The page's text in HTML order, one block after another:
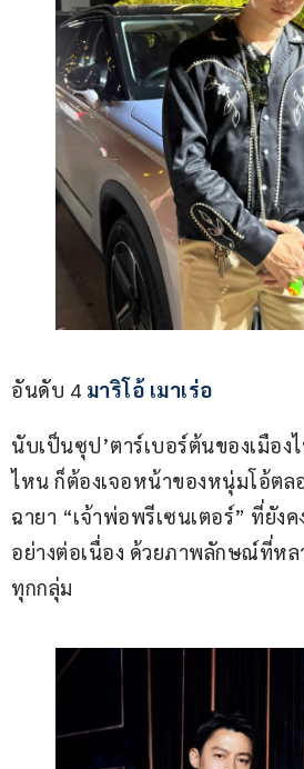
อันดับ 4 มาริโอ้ เมาเร่อ
นับเป็นซุป’ตาร์เบอร์ต้นของเมือง
ไหน ก็ต้องเจอหน้าของหนุ่มโอ้ตลอ
ฉายา “เจ้าพ่อพรีเซนเตอร์” ที่ยัง
อย่างต่อเนื่อง ด้วยภาพลักษณ์ที่หล
ทุกกลุ่ม